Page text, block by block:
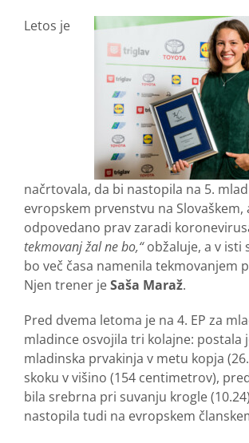
Letos je
načrtovala, da bi nastopila na 5.
evropskem prvenstvu na Slovaškem,
odpovedano prav zaradi
tekmovanj žal ne bo,“obžaluje, a v isti
bo več časa namenila tekmovanjem
Njen trener jeSaša Maraž.
Pred dvema letoma je na 4. EP za
mladince osvojila tri kolajne: postala
mladinska prvakinja v metu kopja
skoku v višino (154 centimetrov),
bila srebrna pri suvanju krogle
nastopila tudi na evropskem